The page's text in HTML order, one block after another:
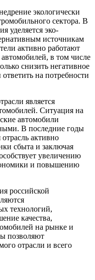
экологически
сектора. В
уделяется эко-
источникам
активно работают
в том числе
снизить негативное
на потребности
является
Ситуация на
автомобили
В последние годы
активно
сбыта и заключая
увеличению
и повышению
российской
технологий,
качества,
на рынке и
позволяют
отрасли и всего